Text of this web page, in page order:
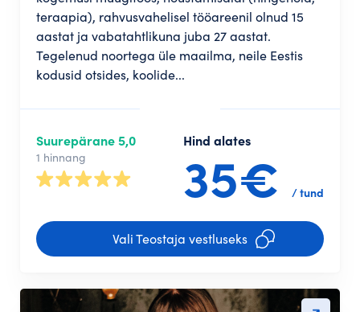
teraapia), rahvusvahelisel tööareenil olnud 15
aastat ja vabatahtlikuna juba 27 aastat.
Tegelenud noortega üle maailma, neile Eestis
kodusid otsides, koolide...
Vali Teostaja vestluseks
Hind alates
35€ / tund
Suurepärane 5,0
1 hinnang